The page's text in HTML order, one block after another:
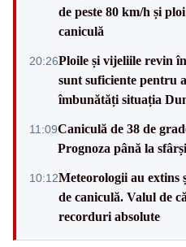
de peste 80 km/h și
caniculă
20:26Ploile și vijeliile revin
sunt suficiente pentru
îmbunătăți situația
11:09Caniculă de 38 de
Prognoza până la
10:12Meteorologii au
de caniculă. Valul de
recorduri absolute